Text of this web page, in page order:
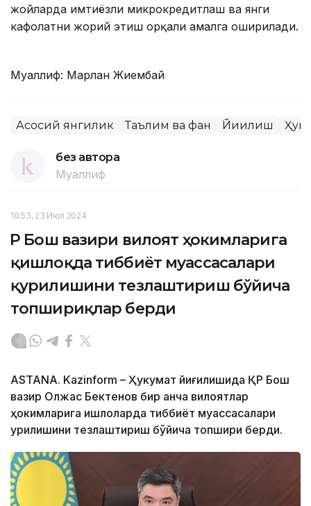
жойларда имтиёзли микрокредитлаш ва янги
кафолатни жорий этиш орқали амалга оширилади.
Муаллиф: Марлан Жиембай
Асосий янгилик Таълим ва фан Йиғилиш
без автора
Муаллиф
10:53, 23 Июл 2024
ҚР Бош вазири вилоят ҳокимларига
қишлоқда тиббиёт муассасалари
қурилишини тезлаштириш бўйича
топшириқлар берди
ASTANA. Kazinform – Ҳукумат йиғилишида ҚР Бош
вазир Олжас Бектенов бир қанча вилоятлар
ҳокимларига қишлоқларда тиббиёт муассасалари
қурилишини тезлаштириш бўйича топшириқ берди.